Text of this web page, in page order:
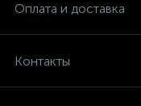
Оплата и доставка
Контакты